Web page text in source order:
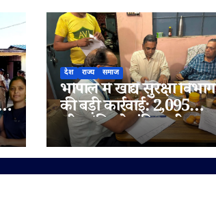
देश राज्य समाज
भोपाल में खाद्य सुरक्षा विभाग
की बड़ी कार्रवाई: 2,095
लीटर/किलो संदिग्ध घी जब्त,
सप्लाई चेन भी जांच के दायरे
में